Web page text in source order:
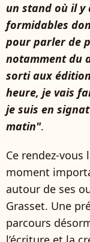
un stand où il y
formidables
pour parler de
notamment du
sorti aux
heure, je vais
je suis en
matin".
Ce rendez-
moment
autour de ses
Grasset. Une
parcours